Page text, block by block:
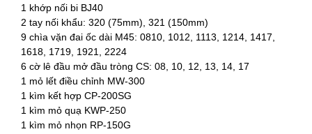
1 khớp nối bi BJ40
2 tay nối khẩu: 320 (75mm), 321 (150mm)
9 chìa vặn đai ốc dài M45: 0810, 1012, 1113, 1214, 1417,
1618, 1719, 1921, 2224
6 cờ lê đầu mở đầu tròng CS: 08, 10, 12, 13, 14, 17
1 mỏ lết điều chỉnh MW-300
1 kìm kết hợp CP-200SG
1 kìm mỏ quạ KWP-250
1 kìm mỏ nhọn RP-150G